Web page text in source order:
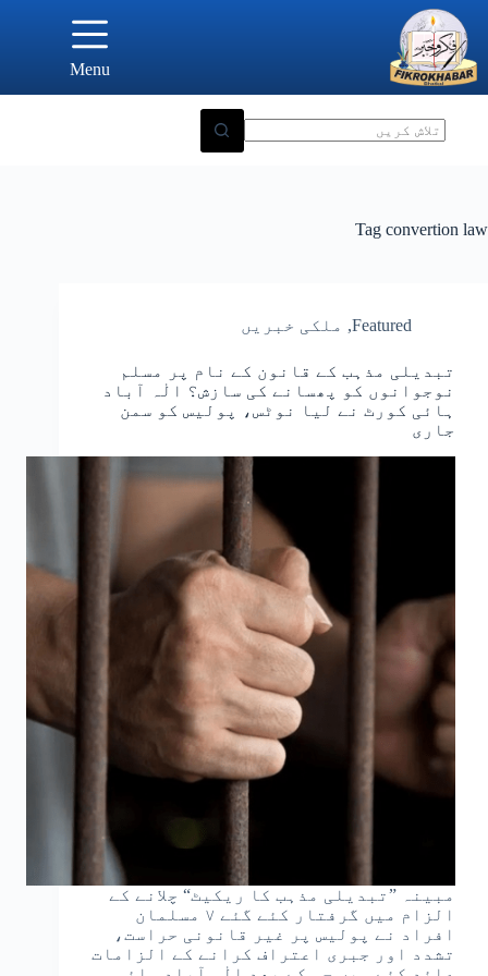
content
Menu
Tag convertion law
Featured
, ملکی خبریں
تبدیلی مذہب کے قانون کے نام پر مسلم
نوجوانوں کو پھسانے کی سازش؟ الٰہ آباد
ہائی کورٹ نے لیا نوٹس، پولیس کو سمن
جاری
مبینہ ”تبدیلی مذہب کا ریکیٹ“ چلانے کے
الزام میں گرفتار کئے گئے ۷ مسلمان
افراد نے پولیس پر غیر قانونی حراست،
تشدد اور جبری اعتراف کرانے کے الزامات